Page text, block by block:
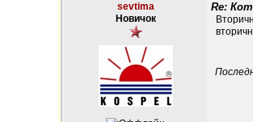
sevtima
Новичок
Re: